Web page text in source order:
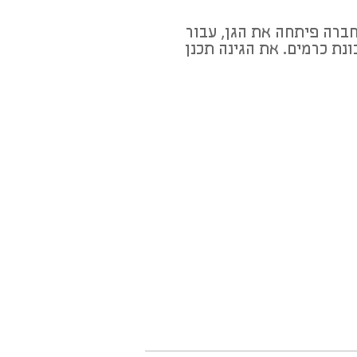
פיתחה את הגן, עבור
כרמים. את הגינה תכנן